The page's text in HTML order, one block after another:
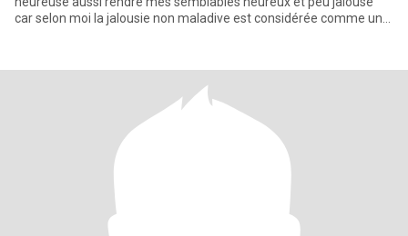
car selon moi la jalousie non maladive est considérée comme une